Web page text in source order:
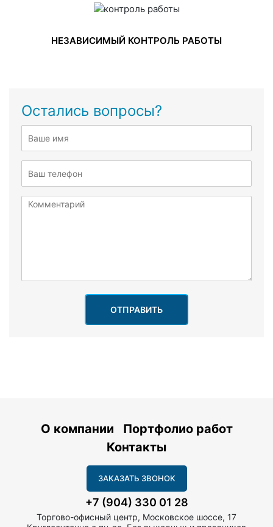
НЕЗАВИСИМЫЙ КОНТРОЛЬ РАБОТЫ
Остались вопросы?
ОТПРАВИТЬ
О компании
Портфолио работ
Контакты
ЗАКАЗАТЬ ЗВОНОК
+7 (904) 330 01 28
Торгово-офисный центр, Московское шоссе, 17